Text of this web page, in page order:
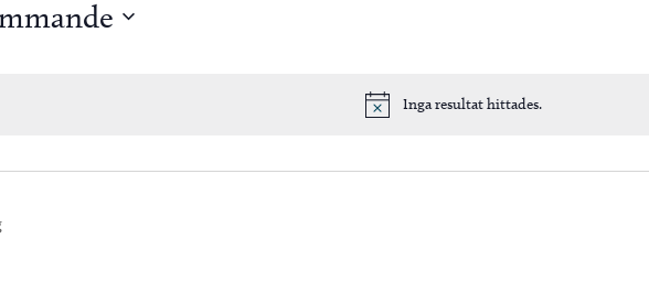
Notis
Inga resultat hittades.